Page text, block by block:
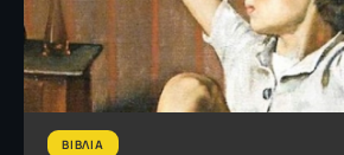
ΒΙΒΛΙΑ